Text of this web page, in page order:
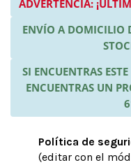
ADVERTENCIA:
ENVÍO A DOMICILIO
SI ENCUENTRAS
ENCUENTRAS UN
Política de
(editar con el